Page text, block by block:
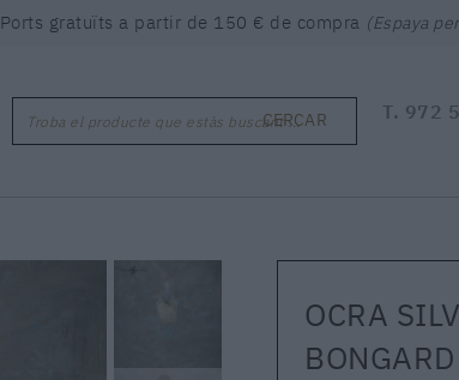
Ports gratuïts a partir de 150 € de compra (Espaya
Troba el producte que estàs buscant ...
CERCAR T. 972
OCRA
BONGARD